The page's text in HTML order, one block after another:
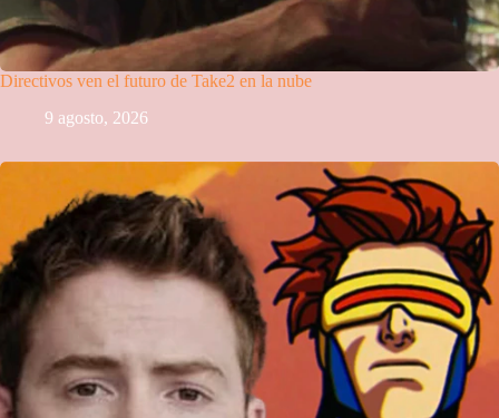
Directivos ven el futuro de Take2 en la nube
9 agosto, 2026